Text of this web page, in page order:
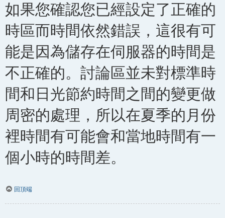
如果您確認您已經設定了正確的
時區而時間依然錯誤，這很有可
能是因為儲存在伺服器的時間是
不正確的。討論區並未對標準時
間和日光節約時間之間的變更做
周密的處理，所以在夏季的月份
裡時間有可能會和當地時間有一
個小時的時間差。
回頂端